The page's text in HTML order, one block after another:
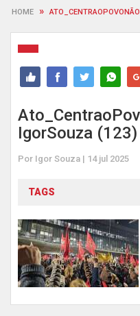
HOME »
IgorSouza (123)
Por Igor Souza | 14 jul 2025
TAGS